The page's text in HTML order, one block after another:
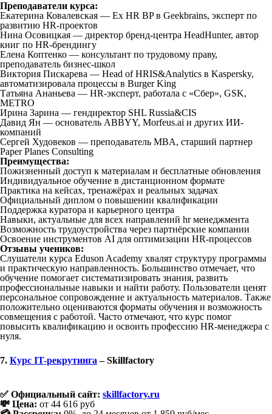
Преподаватели курса:
Екатерина Ковалевская — Ex HR BP в Geekbrains, эксперт по
развитию HR-проектов
Нина Осовицкая — директор бренд-центра HeadHunter, автор
книг по HR-брендингу
Елена Коптенко — консультант по трудовому праву,
преподаватель бизнес-школ
Виктория Пискарева — Head of HRIS&Analytics в Kaspersky,
автоматизировала процессы в Burger King
Татьяна Ананьева — HR-эксперт, работала с «Сбер», GSK,
METRO
Ирина Зарина — гендиректор SHL Russia&CIS
Давид Ян — основатель ABBYY, Morfeus.ai и других ИИ-
компаний
Сергей Худовеков — преподаватель MBA, старший партнер
Paper Planes Consulting
Преимущества:
Пожизненный доступ к материалам и бесплатные обновления
Индивидуальное обучение в дистанционном формате
Практика на кейсах, тренажёрах и реальных задачах
Официальный диплом о повышении квалификации
Поддержка куратора и карьерного центра
Навыки, актуальные для всех направлений hr менеджмента
Возможность трудоустройства через партнёрские компании
Освоение инструментов AI для оптимизации HR-процессов
Отзывы учеников:
Слушатели курса Eduson Academy хвалят структуру программы
и практическую направленность. Большинство отмечает, что
обучение помогает систематизировать знания, развить
профессиональные навыки и найти работу. Пользователи ценят
персональное сопровождение и актуальность материалов. Также
положительно оцениваются форматы обучения и возможность
совмещения с работой. Часто отмечают, что курс помог
повысить квалификацию и освоить профессию HR-менеджера с
нуля.
7. Курс IT-рекрутинга – Skillfactory
✅ Официальный сайт: skillfactory.ru
💸 Цена: от 44 616 руб